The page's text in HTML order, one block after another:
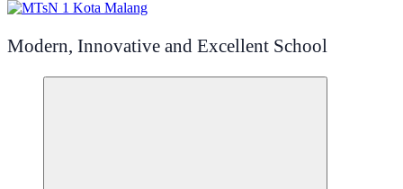
Modern, Innovative and Excellent School